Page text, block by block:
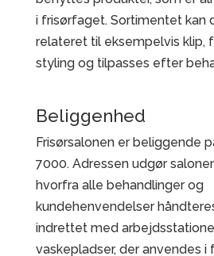
i frisørfaget. Sortimentet kan
relateret til eksempelvis klip,
styling og tilpasses efter
Beliggenhed
Frisørsalonen er beliggende
7000. Adressen udgør
hvorfra alle behandlinger og
kundehenvendelser
indrettet med
vaskepladser, der anvendes